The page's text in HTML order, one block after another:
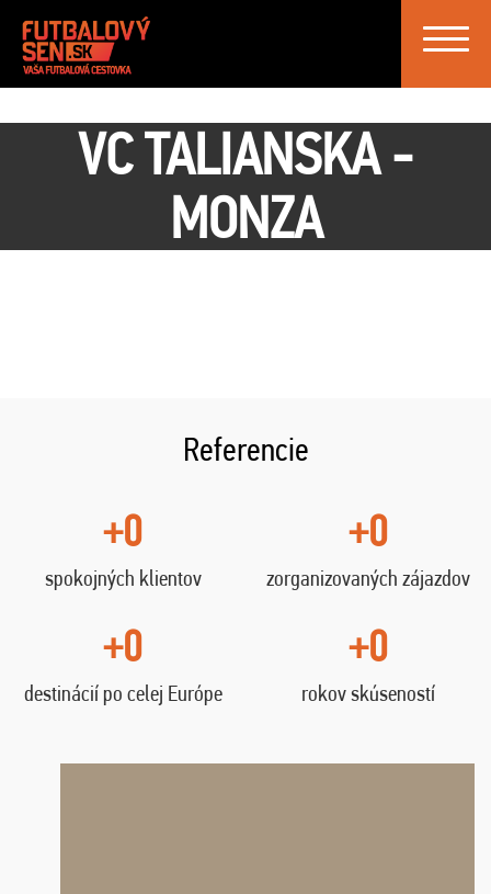
Toggle
VC TALIANSKA -
MONZA
Referencie
+0
spokojných klientov
+0
zorganizovaných zájazdov
+0
destinácií po celej Európe
+0
rokov skúseností